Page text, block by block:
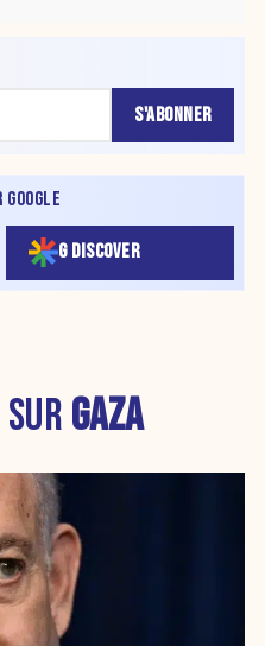
S'ABONNER
G DISCOVER
GAZA